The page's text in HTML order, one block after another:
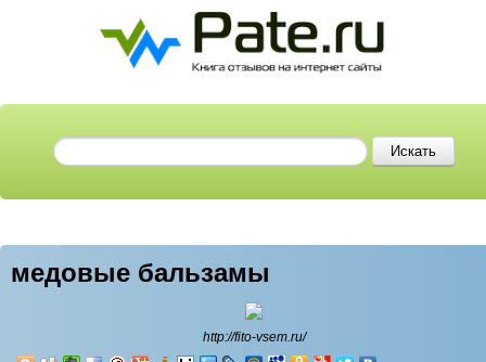
медовые бальзамы
http://fito-vsem.ru/